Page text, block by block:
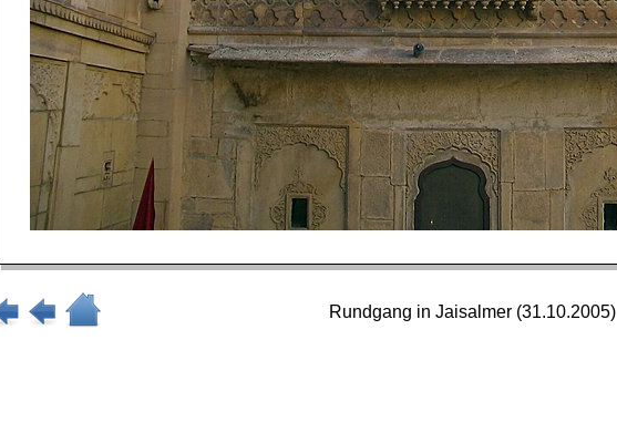
Rundgang in Jaisalmer (31.10.2005)